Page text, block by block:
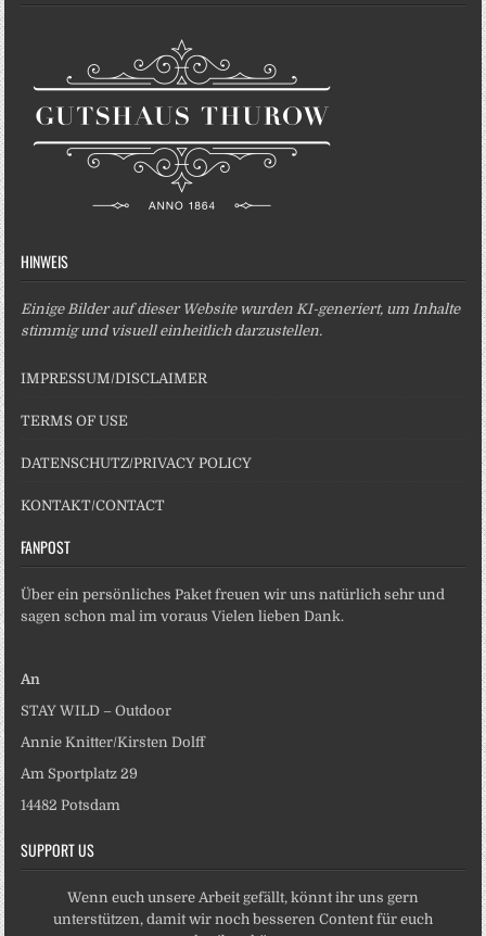
HINWEIS
Einige Bilder auf dieser Website wurden KI-generiert, um Inhalte
stimmig und visuell einheitlich darzustellen.
IMPRESSUM/DISCLAIMER
TERMS OF USE
DATENSCHUTZ/PRIVACY POLICY
KONTAKT/CONTACT
FANPOST
Über ein persönliches Paket freuen wir uns natürlich sehr und
sagen schon mal im voraus Vielen lieben Dank.
An
STAY WILD – Outdoor
Annie Knitter/Kirsten Dolff
Am Sportplatz 29
14482 Potsdam
SUPPORT US
Wenn euch unsere Arbeit gefällt, könnt ihr uns gern
unterstützen, damit wir noch besseren Content für euch